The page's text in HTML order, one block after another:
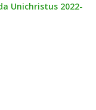
Unichristus 2022-